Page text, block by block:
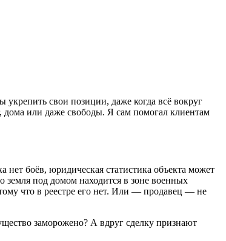
свои позиции, даже когда всё вокруг
дома или даже свободы. Я сам помогал клиентам
боёв, юридическая статистика объекта может
под домом находится в зоне военных
что в реестре его нет. Или — продавец — не
заморожено? А вдруг сделку признают